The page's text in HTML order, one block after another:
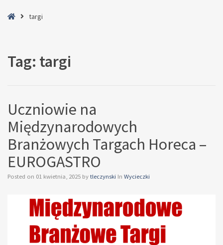
Hometargi
Tag: targi
Uczniowie na
Międzynarodowych
Branżowych Targach Horeca –
EUROGASTRO
Posted on 01 kwietnia, 2025 by tleczynski In Wycieczki